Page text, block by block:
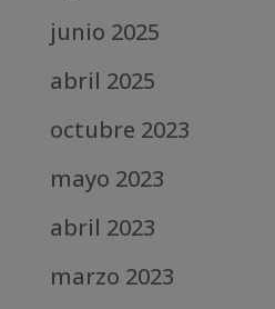
junio 2025
abril 2025
octubre 2023
mayo 2023
abril 2023
marzo 2023